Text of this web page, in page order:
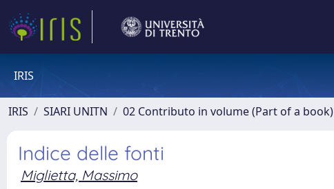
IRIS
IRIS SIARI UNITN 02 Contributo in volume (Part of a book)
Indice delle fonti
Miglietta, Massimo